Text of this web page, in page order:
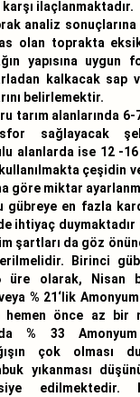
ilaçlanmaktadır.
analiz sonuçlarına
olan toprakta
yapısına uygun
kalkacak sap
belirlemektir.
tarım alanlarında
sağlayacak
alanlarda ise 12 -
çeşidin
göre miktar
en fazla
ihtiyaç
şartları da göz
Birinci
olarak, Nisan
% 21‘lik
hemen önce az bir
% 33
çok olması
yıkanması
edilmektedir.